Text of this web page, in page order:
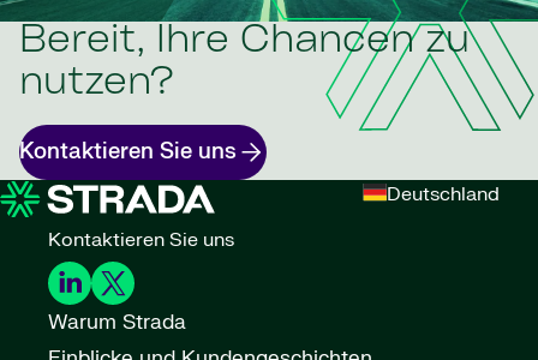
Bereit, Ihre Chancen zu
nutzen?
Kontaktieren Sie uns
Deutschland
Kontaktieren Sie uns
Warum Strada